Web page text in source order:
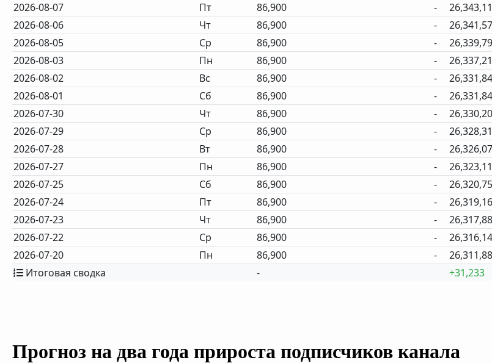
2026-08-07
Пт 86,900 -
2026-08-06
Чт 86,900 -
2026-08-05
Ср 86,900 -
2026-08-03
Пн 86,900 -
2026-08-02
Вс 86,900 -
2026-08-01
Сб 86,900 -
2026-07-30
Чт 86,900 -
2026-07-29
Ср 86,900 -
2026-07-28
Вт 86,900 -
2026-07-27
Пн 86,900 -
2026-07-25
Сб 86,900 -
2026-07-24
Пт 86,900 -
2026-07-23
Чт 86,900 -
2026-07-22
Ср 86,900 -
2026-07-20
Пн 86,900 -
Итоговая сводка
- +31,233
Прогноз на два года прироста подписчиков канала